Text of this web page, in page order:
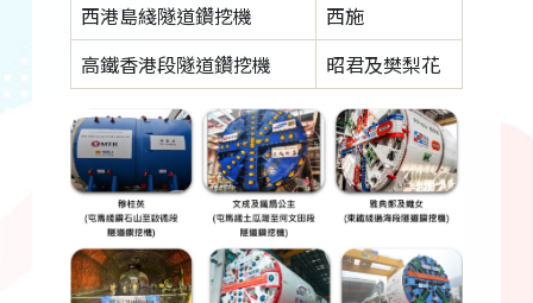
西港島綫隧道鑽挖機
西施
高鐵香港段隧道鑽挖機
昭君及樊梨花